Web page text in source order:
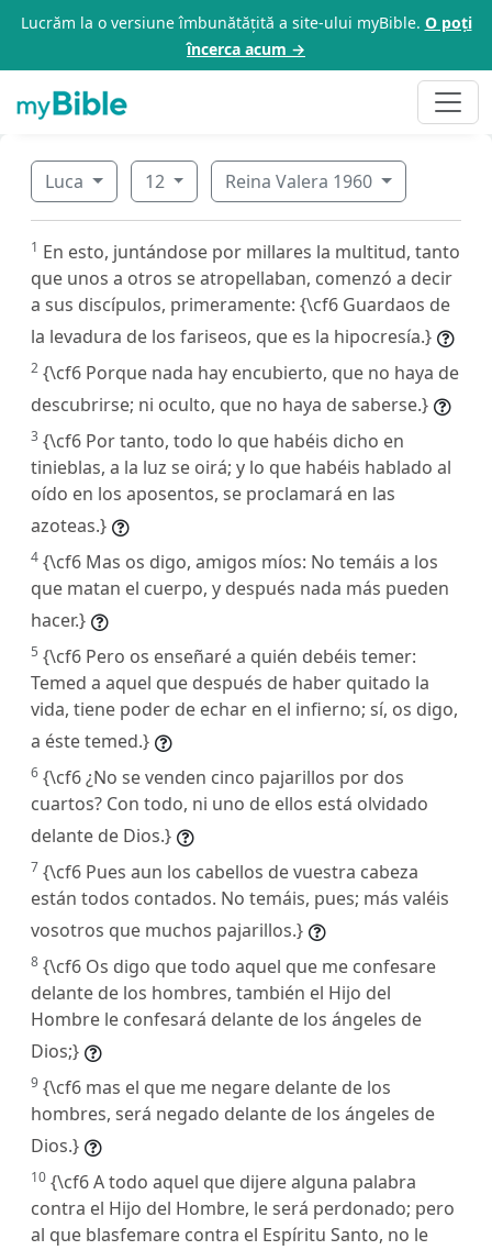
Lucrăm la o versiune îmbunătățită a site-ului myBible. O poți
încerca acum →
Luca 12 Reina Valera 1960
1 En esto, juntándose por millares la multitud, tanto
que unos a otros se atropellaban, comenzó a decir
a sus discípulos, primeramente: {\cf6 Guardaos de
la levadura de los fariseos, que es la hipocresía.}
2 {\cf6 Porque nada hay encubierto, que no haya de
descubrirse; ni oculto, que no haya de saberse.}
3 {\cf6 Por tanto, todo lo que habéis dicho en
tinieblas, a la luz se oirá; y lo que habéis hablado al
oído en los aposentos, se proclamará en las
azoteas.}
4 {\cf6 Mas os digo, amigos míos: No temáis a los
que matan el cuerpo, y después nada más pueden
hacer.}
5 {\cf6 Pero os enseñaré a quién debéis temer:
Temed a aquel que después de haber quitado la
vida, tiene poder de echar en el infierno; sí, os digo,
a éste temed.}
6 {\cf6 ¿No se venden cinco pajarillos por dos
cuartos? Con todo, ni uno de ellos está olvidado
delante de Dios.}
7 {\cf6 Pues aun los cabellos de vuestra cabeza
están todos contados. No temáis, pues; más valéis
vosotros que muchos pajarillos.}
8 {\cf6 Os digo que todo aquel que me confesare
delante de los hombres, también el Hijo del
Hombre le confesará delante de los ángeles de
Dios;}
9 {\cf6 mas el que me negare delante de los
hombres, será negado delante de los ángeles de
Dios.}
10 {\cf6 A todo aquel que dijere alguna palabra
contra el Hijo del Hombre, le será perdonado; pero
al que blasfemare contra el Espíritu Santo, no le